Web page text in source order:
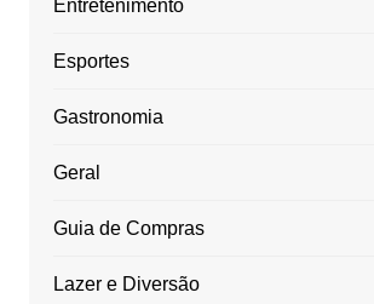
Entretenimento
Esportes
Gastronomia
Geral
Guia de Compras
Lazer e Diversão